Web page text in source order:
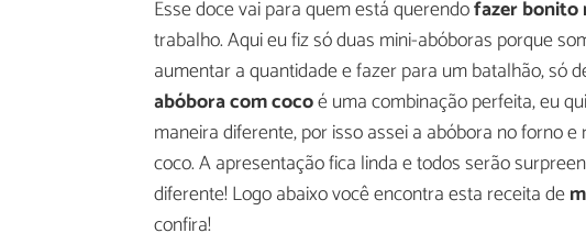
Esse doce vai para quem está querendofazer bonito
trabalho. Aqui eu fiz só duas mini-abóboras porque
aumentar a quantidade e fazer para um batalhão, só
abóbora com cocoé uma combinação perfeita, eu
maneira diferente, por isso assei a abóbora no forno
coco. A apresentação fica linda e todos serão
diferente! Logo abaixo você encontra esta receita de
confira!